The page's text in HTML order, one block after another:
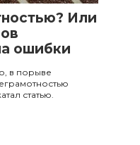
Или
ошибки
в порыве
статью.